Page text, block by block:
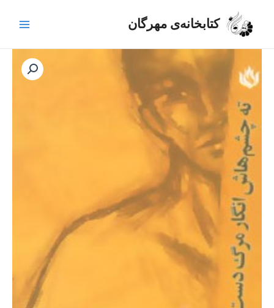
کتابخانه‌ی مهرگان